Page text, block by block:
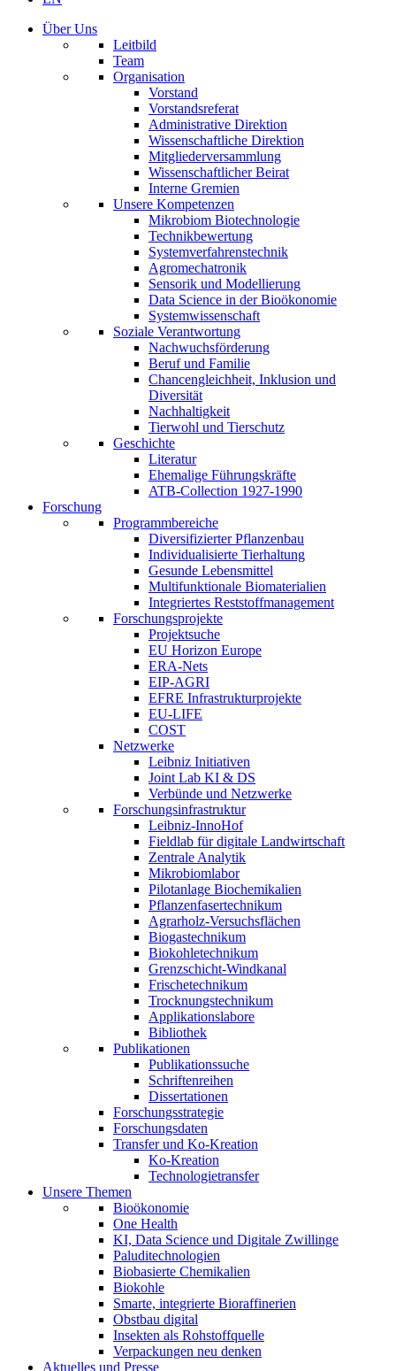
Über Uns
Leitbild
Team
Organisation
Vorstand
Vorstandsreferat
Administrative Direktion
Wissenschaftliche Direktion
Mitgliederversammlung
Wissenschaftlicher Beirat
Interne Gremien
Unsere Kompetenzen
Mikrobiom Biotechnologie
Technikbewertung
Systemverfahrenstechnik
Agromechatronik
Sensorik und Modellierung
Data Science in der Bioökonomie
Systemwissenschaft
Soziale Verantwortung
Nachwuchsförderung
Beruf und Familie
Chancengleichheit, Inklusion und
Diversität
Nachhaltigkeit
Tierwohl und Tierschutz
Geschichte
Literatur
Ehemalige Führungskräfte
ATB-Collection 1927-1990
Forschung
Programmbereiche
Diversifizierter Pflanzenbau
Individualisierte Tierhaltung
Gesunde Lebensmittel
Multifunktionale Biomaterialien
Integriertes Reststoffmanagement
Forschungsprojekte
Projektsuche
EU Horizon Europe
ERA-Nets
EIP-AGRI
EFRE Infrastrukturprojekte
EU-LIFE
COST
Netzwerke
Leibniz Initiativen
Joint Lab KI & DS
Verbünde und Netzwerke
Forschungsinfrastruktur
Leibniz-InnoHof
Fieldlab für digitale Landwirtschaft
Zentrale Analytik
Mikrobiomlabor
Pilotanlage Biochemikalien
Pflanzenfasertechnikum
Agrarholz-Versuchsflächen
Biogastechnikum
Biokohletechnikum
Grenzschicht-Windkanal
Frischetechnikum
Trocknungstechnikum
Applikationslabore
Bibliothek
Publikationen
Publikationssuche
Schriftenreihen
Dissertationen
Forschungsstrategie
Forschungsdaten
Transfer und Ko-Kreation
Ko-Kreation
Technologietransfer
Unsere Themen
Bioökonomie
One Health
KI, Data Science und Digitale Zwillinge
Paluditechnologien
Biobasierte Chemikalien
Biokohle
Smarte, integrierte Bioraffinerien
Obstbau digital
Insekten als Rohstoffquelle
Verpackungen neu denken
Aktuelles und Presse